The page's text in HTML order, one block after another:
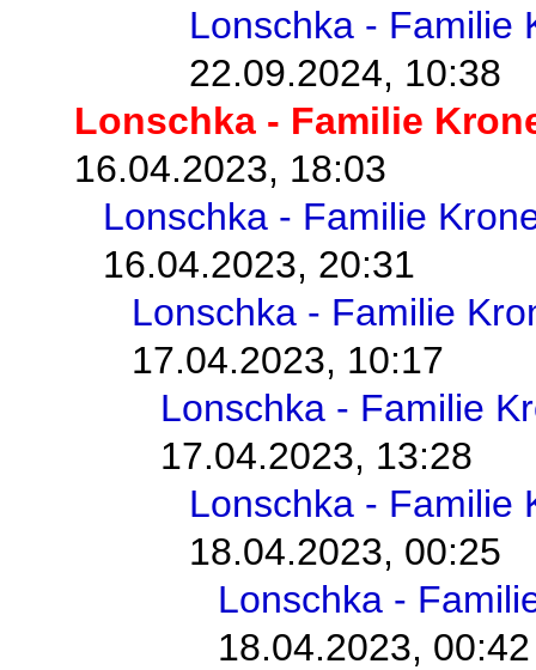
Lonschka - Familie
22.09.2024, 10:38
Lonschka - Familie
16.04.2023, 18:03
Lonschka - Familie
16.04.2023, 20:31
Lonschka - Familie
17.04.2023, 10:17
Lonschka - Familie
17.04.2023, 13:28
Lonschka - Familie
18.04.2023, 00:25
Lonschka -
18.04.2023, 00:42